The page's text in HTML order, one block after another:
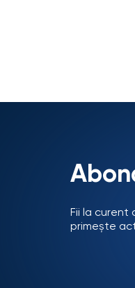
Fii la curent
primește